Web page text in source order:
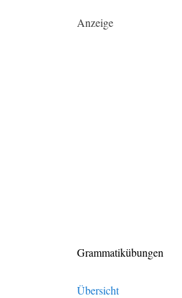
Anzeige
Grammatikübungen
Übersicht